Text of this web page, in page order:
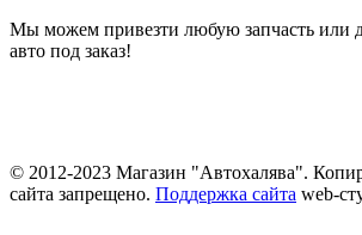
Мы можем привезти любую запчасть или
авто под заказ!
© 2012-2023 Магазин "Автохалява".
сайта запрещено. Поддержка сайта web-